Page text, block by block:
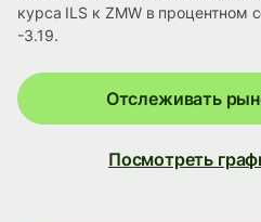
курса ILS к ZMW в процентном
-3.19.
Отслеживать
Посмотреть